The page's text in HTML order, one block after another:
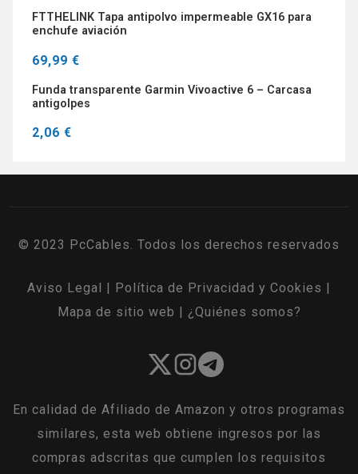
FTTHELINK Tapa antipolvo impermeable GX16 para
enchufe aviación
69,99 €
Funda transparente Garmin Vivoactive 6 – Carcasa
antigolpes
2,06 €
© 2023 PcCables. Todos los derechos reservados
Aviso Legal Política de Privacidad y Cookies
Mapa de sitio web
¿Quiénes somos?
En calidad de Afiliado de Amazon y otros programas
similares, esta web obtiene ingresos por las
compras adscritas que cumplen los requisitos